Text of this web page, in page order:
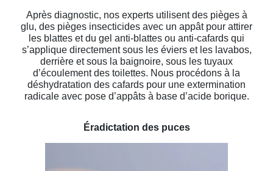
Après diagnostic, nos experts utilisent des pièges à
glu, des pièges insecticides avec un appât pour attirer
les blattes et du gel anti-blattes ou anti-cafards qui
s’applique directement sous les éviers et les lavabos,
derrière et sous la baignoire, sous les tuyaux
d’écoulement des toilettes. Nous procédons à la
déshydratation des cafards pour une extermination
radicale avec pose d’appâts à base d’acide borique.
Éradictation des puces